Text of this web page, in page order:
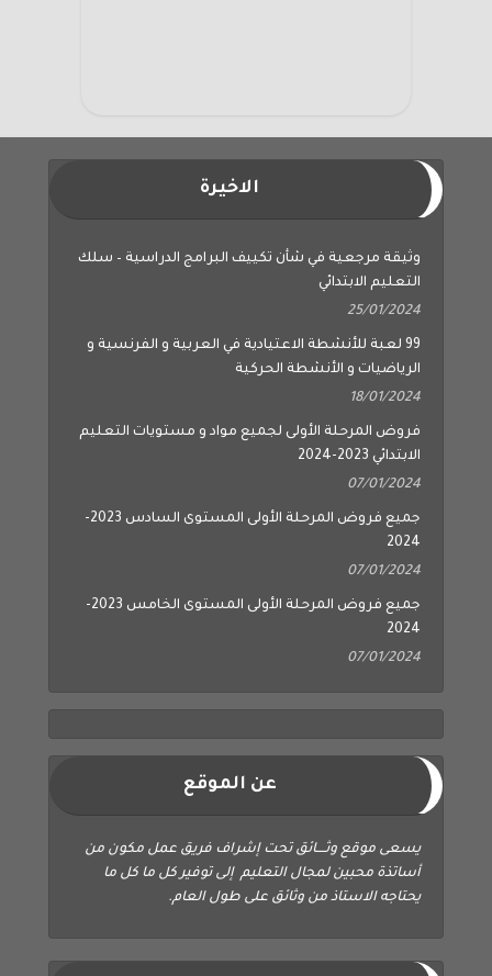
الاخيرة
وثيقة مرجعية في شأن تكييف البرامج الدراسية – سلك
التعليم الابتدائي
25/01/2024
99 لعبة للأنشطة الاعتيادية في العربية و الفرنسية و
الرياضيات و الأنشطة الحركية
18/01/2024
فروض المرحلة الأولى لجميع مواد و مستويات التعليم
الابتدائي 2023-2024
07/01/2024
جميع فروض المرحلة الأولى المستوى السادس 2023-
2024
07/01/2024
جميع فروض المرحلة الأولى المستوى الخامس 2023-
2024
07/01/2024
عن الموقع
يسعى موقع وثــــائق تحت إشراف فريق عمل مكون من
أساتذة محبين لمجال التعليم إلى توفير كل ما كل ما
يحتاجه الاستاذ من وثائق على طول العام.